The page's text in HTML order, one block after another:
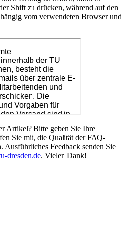
Shift zu drücken, während auf den
vom verwendeten Browser und
Artikel? Bitte geben Sie Ihre
Sie mit, die Qualität der FAQ-
Ausführliches Feedback senden Sie
dresden.de. Vielen Dank!